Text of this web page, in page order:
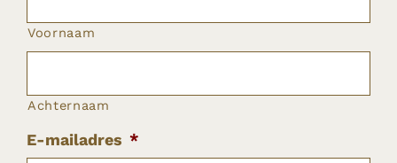
Voornaam
Achternaam
E-mailadres *